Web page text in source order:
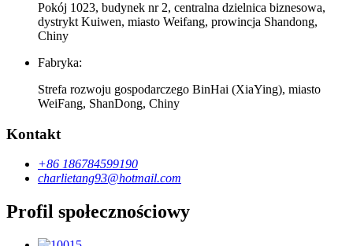
Pokój 1023, budynek nr 2, centralna dzielnica biznesowa,
dystrykt Kuiwen, miasto Weifang, prowincja Shandong,
Chiny
Fabryka:
Strefa rozwoju gospodarczego BinHai (XiaYing), miasto
WeiFang, ShanDong, Chiny
Kontakt
+86 186784599190
charlietang93@hotmail.com
Profil społecznościowy